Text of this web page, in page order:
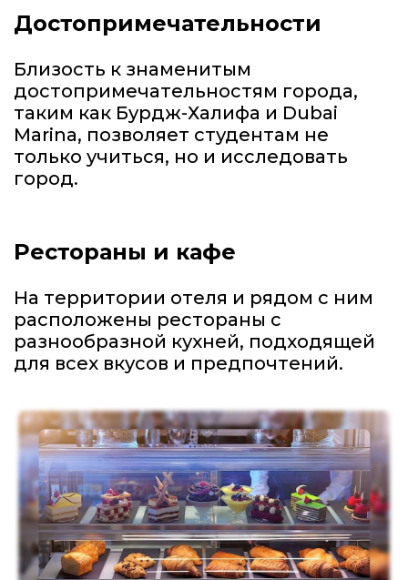
Достопримечательности
Близость к знаменитым
достопримечательностям города,
таким как Бурдж-Халифа и Dubai
Marina, позволяет студентам не
только учиться, но и исследовать
город.
Рестораны и кафе
На территории отеля и рядом с ним
расположены рестораны с
разнообразной кухней, подходящей
для всех вкусов и предпочтений.